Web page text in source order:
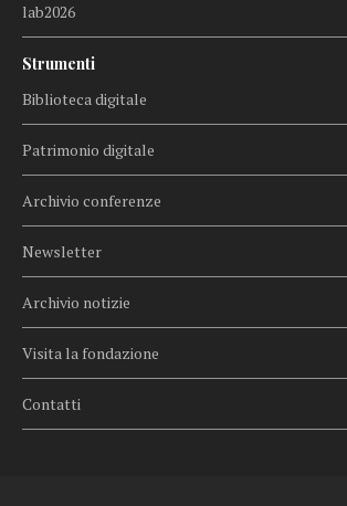
lab2026
Strumenti
Biblioteca digitale
Patrimonio digitale
Archivio conferenze
Newsletter
Archivio notizie
Visita la fondazione
Contatti